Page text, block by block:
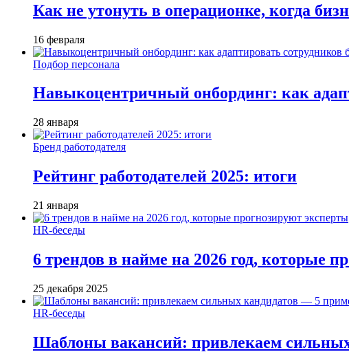
Как не утонуть в операционке, когда
16 февраля
Подбор персонала
Навыкоцентричный онбординг: как
28 января
Бренд работодателя
Рейтинг работодателей 2025: итоги
21 января
HR-беседы
6 трендов в найме на 2026 год, которые
25 декабря 2025
HR-беседы
Шаблоны вакансий: привлекаем